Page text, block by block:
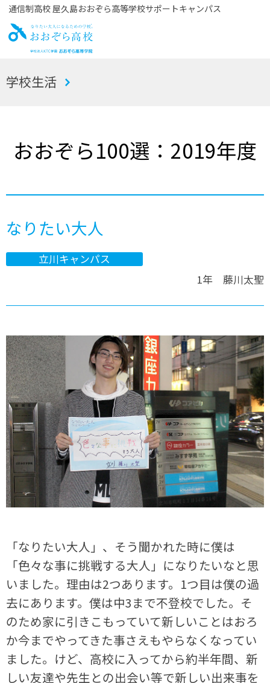
通信制高校 屋久島おおぞら高等学校サポートキャンパス
お
学校生活
おおぞら100選：2019年度
なりたい大人
立川キャンパス
1年 藤川太聖
「なりたい大人」、そう聞かれた時に僕は
「色々な事に挑戦する大人」になりたいなと思
いました。理由は2つあります。1つ目は僕の過
去にあります。僕は中3まで不登校でした。そ
のため家に引きこもっていて新しいことはおろ
か今までやってきた事さえもやらなくなってい
ました。けど、高校に入ってから約半年間、新
しい友達や先生との出会い等で新しい出来事を